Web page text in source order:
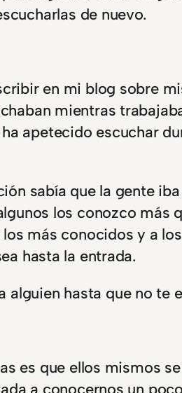
de nuevo.
en mi blog sobre
mientras
apetecido escuchar
sabía que la gente
los conozco
más conocidos y a
hasta la entrada.
alguien hasta que no te
es que ellos mismos
a conocernos un